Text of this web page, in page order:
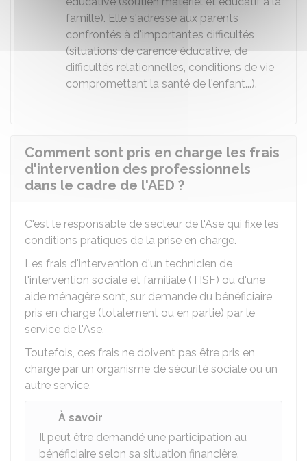
famille). Elle s'adresse aux parents
confrontés à d'importantes difficultés
(situations de carence éducative, de
difficultés relationnelles, conditions de vie
compromettant la santé de l'enfant...).
Comment sont pris en charge les frais
d'intervention des professionnels
dans le cadre de l'AED ?
C'est le responsable de secteur de l'Ase qui fixe les
conditions pratiques de la prise en charge.
Les frais d'intervention d'un technicien de
l'intervention sociale et familiale (TISF) ou d'une
aide ménagère sont, sur demande du bénéficiaire,
pris en charge (totalement ou en partie) par le
service de l'Ase.
Toutefois, ces frais ne doivent pas être pris en
charge par un organisme de sécurité sociale ou un
autre service.
À savoir
Il peut être demandé une participation au
bénéficiaire selon sa situation financière.